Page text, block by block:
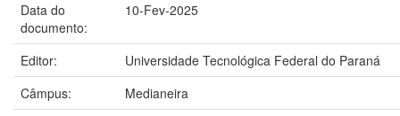
Data do
documento:
10-Fev-2025
Editor:
Universidade Tecnológica Federal do Paraná
Câmpus:
Medianeira